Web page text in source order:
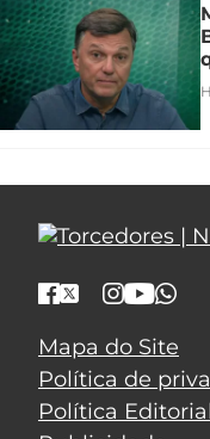
Mapa do Site
Política de
Política Editorial